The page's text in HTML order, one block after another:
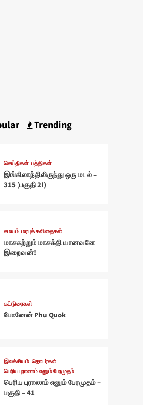
Trending
செய்திகள் பத்திகள்
இங்கிலாந்திலிருந்து ஒரு மடல் –
315 (பகுதி 2I)
சமயம் மரபுக் கவிதைகள்
மாசகற்றும் மாசக்தி யானவனே
இறைவன்!
கட்டுரைகள்
போனேன் Phu Quok
இலக்கியம் தொடர்கள்
பெரிய புராணம் எனும் பேரமுதம்
பெரிய புராணம் எனும் பேரமுதம் –
பகுதி – 41